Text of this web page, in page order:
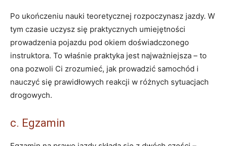
Po ukończeniu nauki teoretycznej rozpoczynasz jazdy. W
tym czasie uczysz się praktycznych umiejętności
prowadzenia pojazdu pod okiem doświadczonego
instruktora. To właśnie praktyka jest najważniejsza – to
ona pozwoli Ci zrozumieć, jak prowadzić samochód i
nauczyć się prawidłowych reakcji w różnych sytuacjach
drogowych.
c. Egzamin